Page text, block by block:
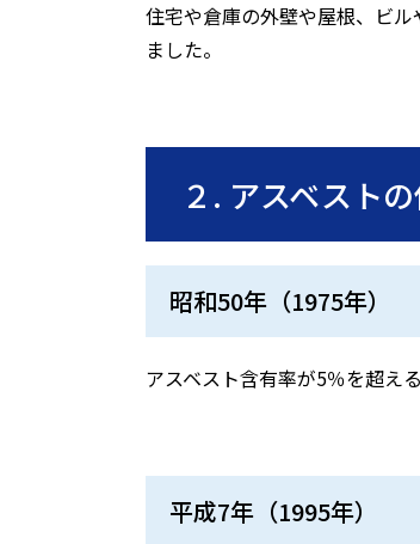
住宅や倉庫の外壁や屋根、ビ
ました。
２ . アスベスト
昭和50年（1975年）
アスベスト含有率が5％を超え
平成7年（1995年）